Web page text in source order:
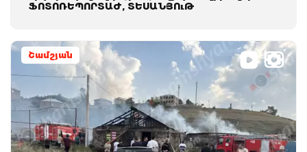
ՖՈՏՈՌԵՊՈՐՏԱԺ, ՏԵՍԱՆՅՈւԹ
Շամշյան